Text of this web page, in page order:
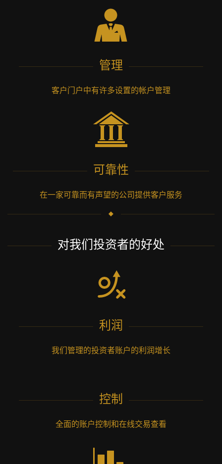
管理
客户门户中有许多设置的帐户管理
可靠性
在一家可靠而有声望的公司提供客户服务
对我们投资者的好处
利润
我们管理的投资者账户的利润增长
控制
全面的账户控制和在线交易查看